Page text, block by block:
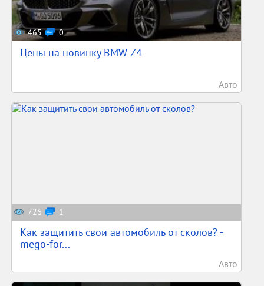
465 0
Цены на новинку BMW Z4
Авто
726 1
Как защитить свои автомобиль от сколов? -
mego-for...
Авто